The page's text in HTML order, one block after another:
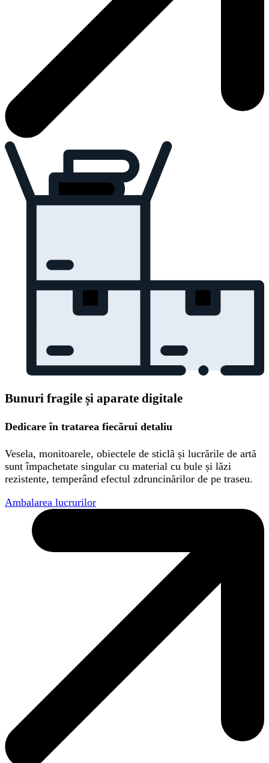
Bunuri fragile și aparate digitale
Dedicare în tratarea fiecărui detaliu
Vesela, monitoarele, obiectele de sticlă și lucrările de artă
sunt împachetate singular cu material cu bule și lăzi
rezistente, temperând efectul zdruncinărilor de pe traseu.
Ambalarea lucrurilor